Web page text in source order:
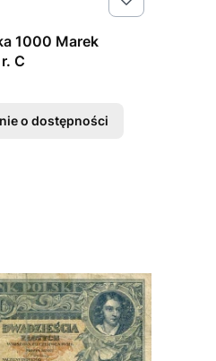
1000 Marek
C
o dostępności